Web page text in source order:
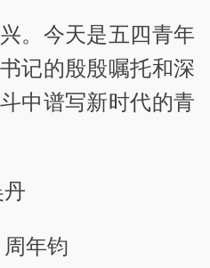
。今天是五四青年
记的殷殷嘱托和深
中谱写新时代的青
年钧